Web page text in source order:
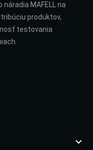
MAFELL na
produktov,
testovania
